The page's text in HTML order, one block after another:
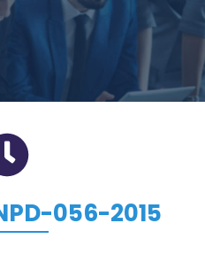
056-2015